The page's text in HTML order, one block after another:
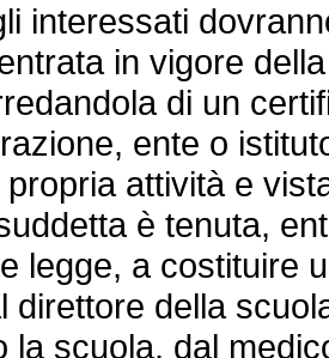
interessati
in vigore
di un
ente o
attività e
è tenuta,
legge, a costituire
direttore della
la scuola, dal